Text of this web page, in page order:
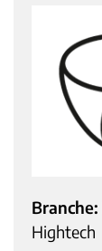
Branche:
Hightech